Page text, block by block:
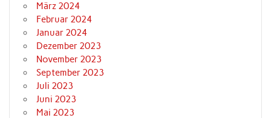
März 2024
Februar 2024
Januar 2024
Dezember 2023
November 2023
September 2023
Juli 2023
Juni 2023
Mai 2023